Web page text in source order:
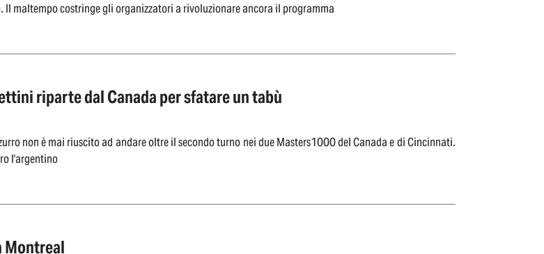
Il maltempo costringe gli organizzatori a rivoluzionare ancora il programma
riparte dal Canada per sfatare un tabù
non è mai riuscito ad andare oltre il secondo turno nei due Masters1000 del Canada e di Cincinnati.
l'argentino
Montreal